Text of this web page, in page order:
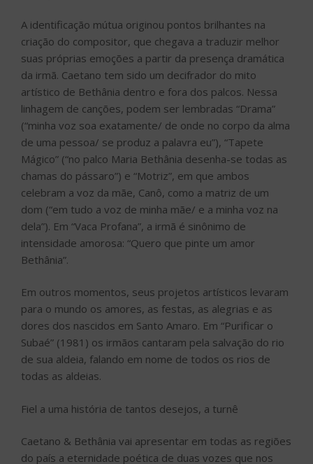
A identificação mútua originou pontos brilhantes na
criação do compositor, que chegava a traduzir melhor
suas próprias emoções a partir da presença dramática
da irmã. Caetano tem sido um decifrador do mito
artístico de Bethânia dentro e fora dos palcos. Nessa
linhagem de canções, podem ser lembradas “Drama”
(“minha voz soa exatamente/ de onde no corpo da alma
de uma pessoa/ se produz a palavra eu”), “Tapete
Mágico” (“no palco Maria Bethânia desenha-se todas as
chamas do pássaro”) e “Motriz”, em que ambos
celebram a voz da mãe, Canô, como a matriz de um
dom (“em tudo a voz de minha mãe/ e a minha voz na
dela”). Em “Vaca Profana”, a irmã é sinônimo de
intensidade amorosa: “Quero que pinte um amor
Bethânia”.
Em outros momentos, seus projetos artísticos levaram
para o mundo os amores, as festas, as alegrias e as
dores dos nascidos em Santo Amaro. Em “Purificar o
Subaé” (1981) os irmãos cantaram pela salvação do rio
de sua aldeia, falando em nome de todos os rios de
todas as aldeias.
Fiel a uma história de tantos desejos, a turnê
Caetano & Bethânia vai apresentar em todas as regiões
do país a eternidade poética de duas vozes que nos